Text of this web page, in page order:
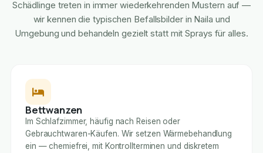
Schädlinge treten in immer wiederkehrenden Mustern auf —
wir kennen die typischen Befallsbilder in Naila und
Umgebung und behandeln gezielt statt mit Sprays für alles.
Bettwanzen
Im Schlafzimmer, häufig nach Reisen oder
Gebrauchtwaren-Käufen. Wir setzen Wärmebehandlung
ein — chemiefrei, mit Kontrollterminen und diskretem